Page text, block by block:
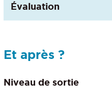
Évaluation
Et après ?
Niveau de sortie